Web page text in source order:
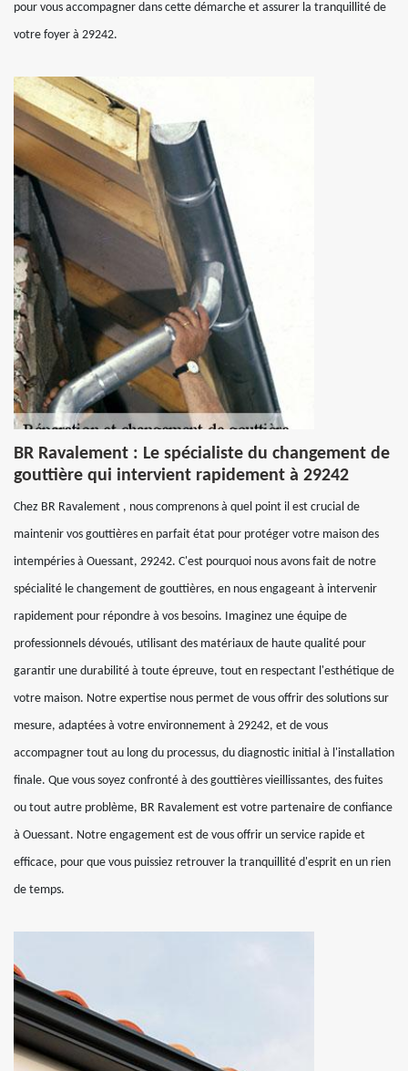
pour vous accompagner dans cette démarche et assurer la tranquillité de
votre foyer à 29242.
BR Ravalement : Le spécialiste du changement de
gouttière qui intervient rapidement à 29242
Chez BR Ravalement , nous comprenons à quel point il est crucial de
maintenir vos gouttières en parfait état pour protéger votre maison des
intempéries à Ouessant, 29242. C'est pourquoi nous avons fait de notre
spécialité le changement de gouttières, en nous engageant à intervenir
rapidement pour répondre à vos besoins. Imaginez une équipe de
professionnels dévoués, utilisant des matériaux de haute qualité pour
garantir une durabilité à toute épreuve, tout en respectant l'esthétique de
votre maison. Notre expertise nous permet de vous offrir des solutions sur
mesure, adaptées à votre environnement à 29242, et de vous
accompagner tout au long du processus, du diagnostic initial à l'installation
finale. Que vous soyez confronté à des gouttières vieillissantes, des fuites
ou tout autre problème, BR Ravalement est votre partenaire de confiance
à Ouessant. Notre engagement est de vous offrir un service rapide et
efficace, pour que vous puissiez retrouver la tranquillité d'esprit en un rien
de temps.